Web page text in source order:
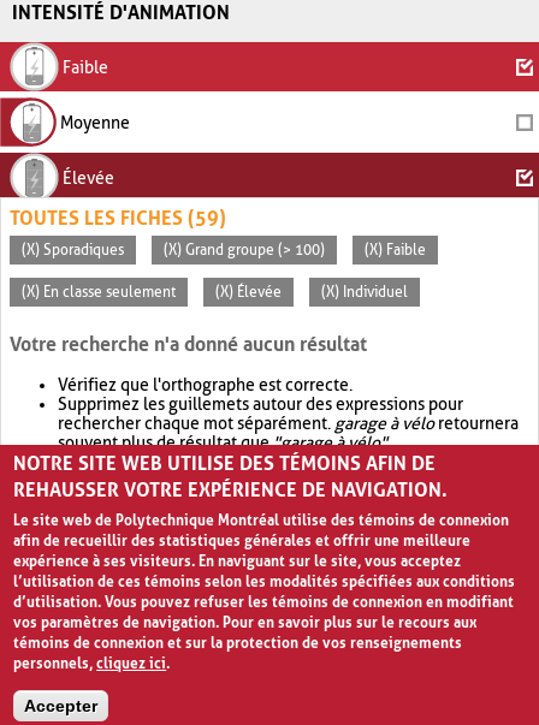
INTENSITÉ D'ANIMATION
Faible
Moyenne
Élevée
TOUTES LES FICHES (59)
(X) Sporadiques (X) Grand groupe (> 100) (X) Faible
(X) En classe seulement (X) Élevée (X) Individuel
Votre recherche n'a donné aucun résultat
Vérifiez que l'orthographe est correcte.
Supprimez les guillemets autour des expressions pour
rechercher chaque mot séparément. garage à véloretournera
souvent plus de résultat que"garage à vélo".
Envisagez d'élargir votre recherche avec OR.garage OR vélo
retournera souvent plus de résultat quegarage à vélo
NOTRE SITE WEB UTILISE DES TÉMOINS AFIN DE
REHAUSSER VOTRE EXPÉRIENCE DE NAVIGATION.
Le site web de Polytechnique Montréal utilise des témoins de connexion
afin de recueillir des statistiques générales et offrir une meilleure
expérience à ses visiteurs. En naviguant sur le site, vous acceptez
l’utilisation de ces témoins selon les modalités spécifiées aux conditions
d’utilisation. Vous pouvez refuser les témoins de connexion en modifiant
vos paramètres de navigation. Pour en savoir plus sur le recours aux
témoins de connexion et sur la protection de vos renseignements
personnels,cliquez ici.
Accepter